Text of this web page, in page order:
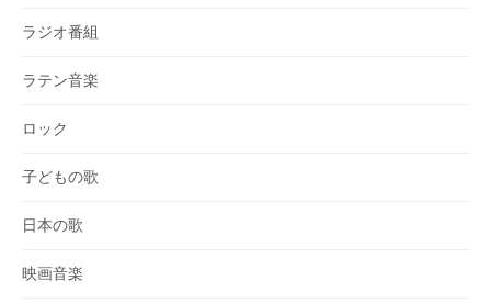
ラジオ番組
ラテン音楽
ロック
子どもの歌
日本の歌
映画音楽